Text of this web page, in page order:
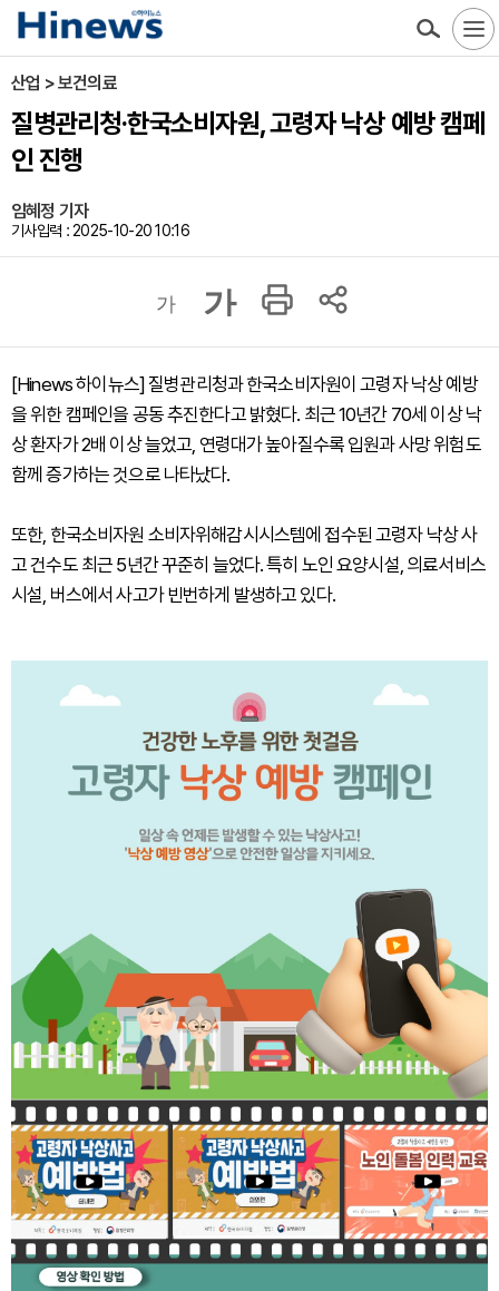
산업 > 보건의료
질병관리청·한국소비자원, 고령자 낙상 예방 캠페
인 진행
임혜정 기자
기사입력 : 2025-10-20 10:16
가 가
[Hinews 하이뉴스] 질병관리청과 한국소비자원이 고령자 낙상 예방
을 위한 캠페인을 공동 추진한다고 밝혔다. 최근 10년간 70세 이상 낙
상 환자가 2배 이상 늘었고, 연령대가 높아질수록 입원과 사망 위험도
함께 증가하는 것으로 나타났다.
또한, 한국소비자원 소비자위해감시시스템에 접수된 고령자 낙상 사
고 건수도 최근 5년간 꾸준히 늘었다. 특히 노인 요양시설, 의료서비스
시설, 버스에서 사고가 빈번하게 발생하고 있다.